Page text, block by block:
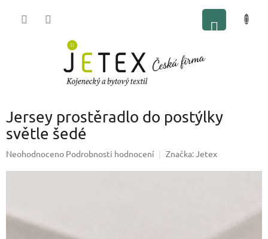
Jersey prostěradlo do postýlky
světle šedé
Průměrné
hvězdiček.
Neohodnoceno Podrobnosti hodnocení Značka:Jetex